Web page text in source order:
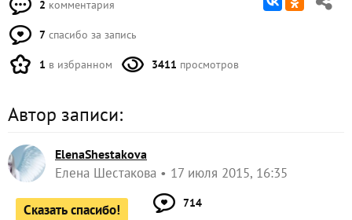
2 комментария
7 спасибо за запись
1 в избранном 3411 просмотров
Автор записи:
ElenaShestakova
Елена Шестакова 17 июля 2015, 16:35
Сказать спасибо! 714